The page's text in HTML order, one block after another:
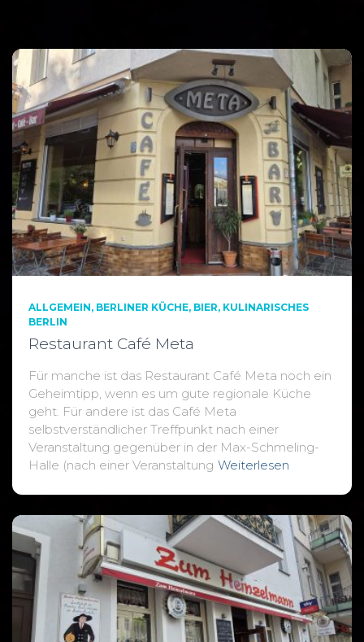
ALLGEMEIN BERLINER KÜCHE BIER KULINARISCHES
BERLIN
Restaurant Café Meta
Für manche ist das Restaurant Café Meta noch ein
Geheimtipp, wenn es um gute regionale Küche
geht. Für andere ist das Café Meta
selbstverständlicher Treffpunkt nach einer
Veranstaltung gegenüber in der Max-Schmeling-
Halle (nach einer Veranstaltung Weiterlesen